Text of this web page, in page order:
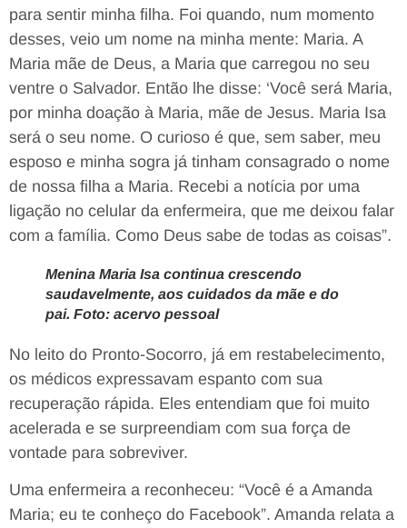
para sentir minha filha. Foi quando, num momento
desses, veio um nome na minha mente: Maria. A
Maria mãe de Deus, a Maria que carregou no seu
ventre o Salvador. Então lhe disse: ‘Você será Maria,
por minha doação à Maria, mãe de Jesus. Maria Isa
será o seu nome. O curioso é que, sem saber, meu
esposo e minha sogra já tinham consagrado o nome
de nossa filha a Maria. Recebi a notícia por uma
ligação no celular da enfermeira, que me deixou falar
com a família. Como Deus sabe de todas as coisas”.
Menina Maria Isa continua crescendo
saudavelmente, aos cuidados da mãe e do
pai. Foto: acervo pessoal
No leito do Pronto-Socorro, já em restabelecimento,
os médicos expressavam espanto com sua
recuperação rápida. Eles entendiam que foi muito
acelerada e se surpreendiam com sua força de
vontade para sobreviver.
Uma enfermeira a reconheceu: “Você é a Amanda
Maria; eu te conheço do Facebook”. Amanda relata a